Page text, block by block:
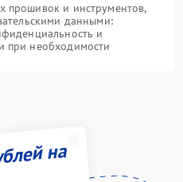
прошивок и инструментов,
данными:
и
при необходимости
на